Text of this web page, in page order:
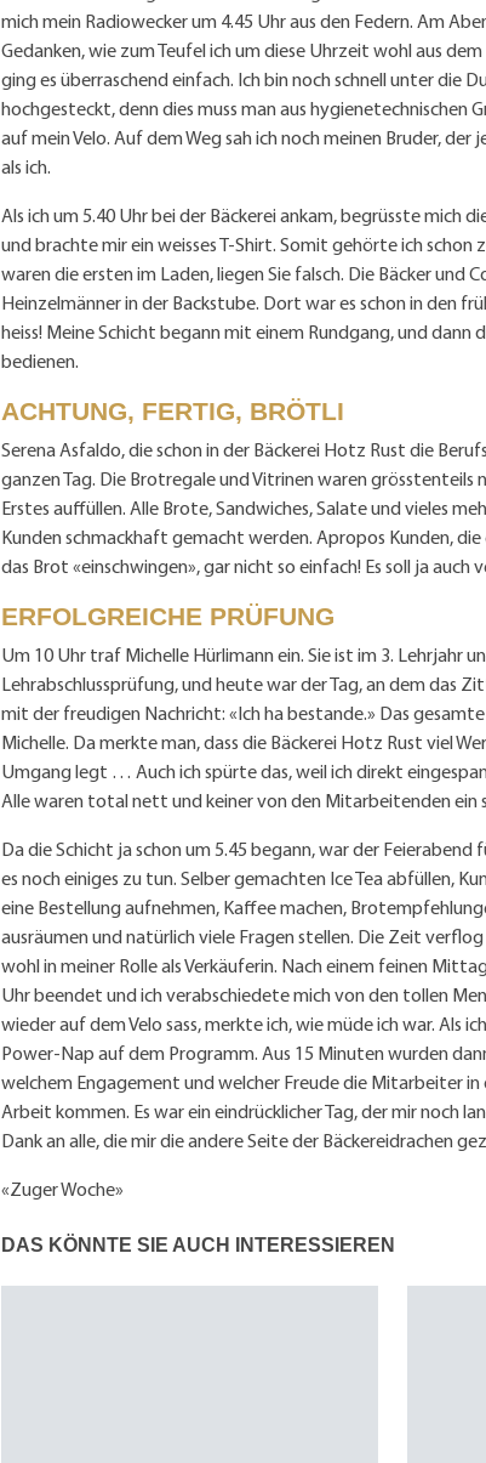
mich mein Radiowecker um 4.45 Uhr aus den Federn. Am
Gedanken, wie zum Teufel ich um diese Uhrzeit wohl aus
ging es überraschend einfach. Ich bin noch schnell unter die
hochgesteckt, denn dies muss man aus hygienetechnischen
auf mein Velo. Auf dem Weg sah ich noch meinen Bruder, der
als ich.
Als ich um 5.40 Uhr bei der Bäckerei ankam, begrüsste mich
und brachte mir ein weisses T-Shirt. Somit gehörte ich schon
waren die ersten im Laden, liegen Sie falsch. Die Bäcker und
Heinzelmänner in der Backstube. Dort war es schon in den
heiss! Meine Schicht begann mit einem Rundgang, und dann
bedienen.
ACHTUNG, FERTIG, BRÖTLI
Serena Asfaldo, die schon in der Bäckerei Hotz Rust die
ganzen Tag. Die Brotregale und Vitrinen waren grösstenteils
Erstes auffüllen. Alle Brote, Sandwiches, Salate und vieles
Kunden schmackhaft gemacht werden. Apropos Kunden,
das Brot «einschwingen», gar nicht so einfach! Es soll ja auch
ERFOLGREICHE PRÜFUNG
Um 10 Uhr traf Michelle Hürlimann ein. Sie ist im 3. Lehrjahr
Lehrabschlussprüfung, und heute war der Tag, an dem das
mit der freudigen Nachricht: «Ich ha bestande.» Das
Michelle. Da merkte man, dass die Bäckerei Hotz Rust viel
Umgang legt … Auch ich spürte das, weil ich direkt
Alle waren total nett und keiner von den Mitarbeitenden ein
Da die Schicht ja schon um 5.45 begann, war der
es noch einiges zu tun. Selber gemachten Ice Tea abfüllen,
eine Bestellung aufnehmen, Kaffee machen,
ausräumen und natürlich viele Fragen stellen. Die Zeit
wohl in meiner Rolle als Verkäuferin. Nach einem feinen
Uhr beendet und ich verabschiedete mich von den tollen
wieder auf dem Velo sass, merkte ich, wie müde ich war. Als
Power-Nap auf dem Programm. Aus 15 Minuten wurden
welchem Engagement und welcher Freude die Mitarbeiter in
Arbeit kommen. Es war ein eindrücklicher Tag, der mir noch
Dank an alle, die mir die andere Seite der Bäckereidrachen
«Zuger Woche»
DAS KÖNNTE SIE AUCH INTERESSIEREN